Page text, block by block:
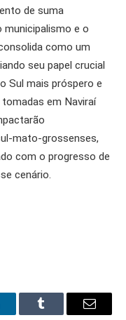
de suma
e o
como um
seu papel crucial
Sul mais próspero e
em Naviraí
mato-grossenses,
com o progresso de
cenário.
Tumblr Email